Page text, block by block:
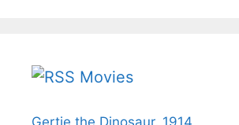
Movies
Gertie the Dinosaur, 1914